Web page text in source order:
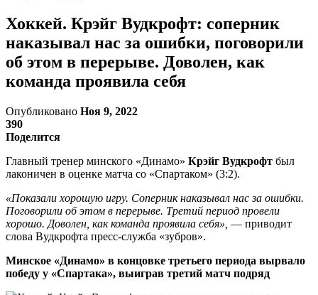
Хоккей. Крэйг Вудкрофт: соперник
наказывал нас за ошибки, поговорили
об этом в перерыве. Доволен, как
команда проявила себя
Опубликовано Ноя 9, 2022
390
Поделится
Главный тренер минского «Динамо» Крэйг Вудкрофт был
лаконичен в оценке матча со «Спартаком» (3:2).
«Показали хорошую игру. Соперник наказывал нас за ошибки.
Поговорили об этом в перерыве. Третий период провели
хорошо. Доволен, как команда проявила себя», — приводит
слова Вудкрофта пресс-служба «зубров».
Минское «Динамо» в концовке третьего периода вырвало
победу у «Спартака», выиграв третий матч подряд